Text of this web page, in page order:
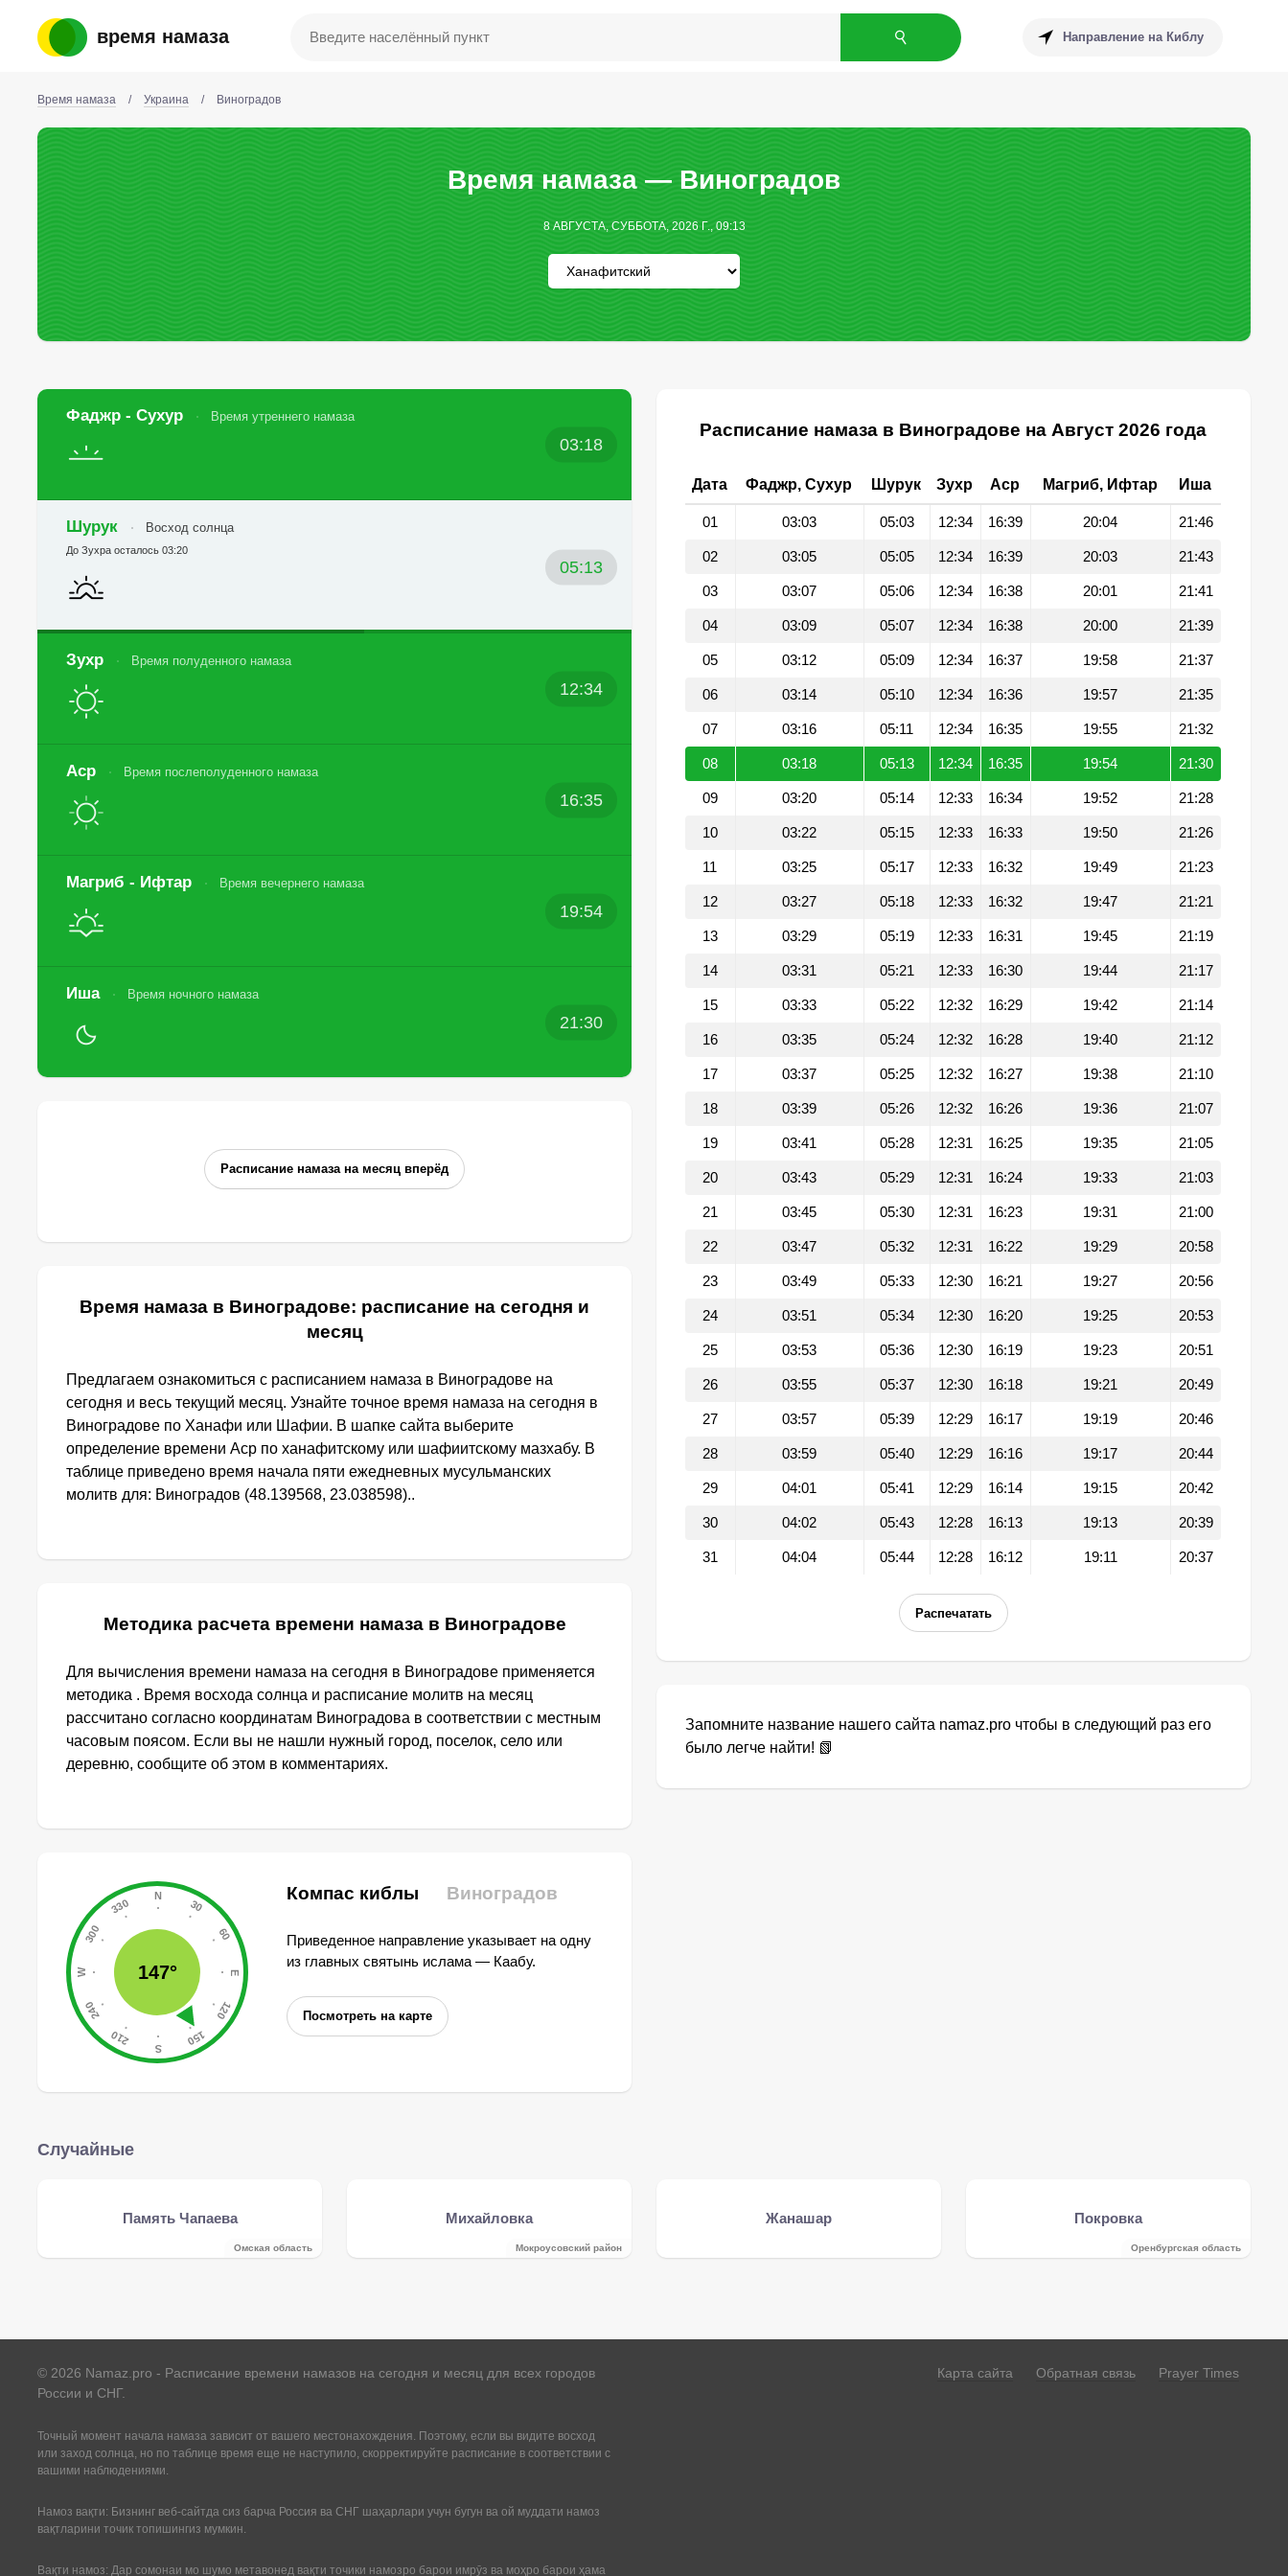
время намаза Направление на Киблу
Время намаза / Украина / Виноградов
Время намаза — Виноградов
8 АВГУСТА, СУББОТА, 2026 Г., 09:13
Фаджр - Сухур Время утреннего намаза
03:18
Шурук Восход солнца
05:13
До Зухра осталось 03:20
Зухр Время полуденного намаза
12:34
Аср Время послеполуденного намаза
16:35
Магриб - Ифтар Время вечернего намаза
19:54
Иша Время ночного намаза
21:30
Расписание намаза на месяц вперёд
Время намаза в Виноградове: расписание на сегодня и
месяц
Предлагаем ознакомиться с расписанием намаза в Виноградове на
сегодня и весь текущий месяц. Узнайте точное время намаза на сегодня в
Виноградове по Ханафи или Шафии. В шапке сайта выберите
определение времени Аср по ханафитскому или шафиитскому мазхабу. В
таблице приведено время начала пяти ежедневных мусульманских
молитв для: Виноградов (48.139568, 23.038598)..
Методика расчета времени намаза в Виноградове
Для вычисления времени намаза на сегодня в Виноградове применяется
методика . Время восхода солнца и расписание молитв на месяц
рассчитано согласно координатам Виноградова в соответствии с местным
часовым поясом. Если вы не нашли нужный город, поселок, село или
деревню, сообщите об этом в комментариях.
147°
Компас киблы Виноградов
Приведенное направление указывает на одну
из главных святынь ислама — Каабу.
Посмотреть на карте
Расписание намаза в Виноградове на Август 2026 года
Дата Фаджр, Сухур Шурук Зухр Аср Магриб, Ифтар Иша
01 03:03 05:03 12:34 16:39 20:04 21:46
02 03:05 05:05 12:34 16:39 20:03 21:43
03 03:07 05:06 12:34 16:38 20:01 21:41
04 03:09 05:07 12:34 16:38 20:00 21:39
05 03:12 05:09 12:34 16:37 19:58 21:37
06 03:14 05:10 12:34 16:36 19:57 21:35
07 03:16 05:11 12:34 16:35 19:55 21:32
08 03:18 05:13 12:34 16:35 19:54 21:30
09 03:20 05:14 12:33 16:34 19:52 21:28
10 03:22 05:15 12:33 16:33 19:50 21:26
11 03:25 05:17 12:33 16:32 19:49 21:23
12 03:27 05:18 12:33 16:32 19:47 21:21
13 03:29 05:19 12:33 16:31 19:45 21:19
14 03:31 05:21 12:33 16:30 19:44 21:17
15 03:33 05:22 12:32 16:29 19:42 21:14
16 03:35 05:24 12:32 16:28 19:40 21:12
17 03:37 05:25 12:32 16:27 19:38 21:10
18 03:39 05:26 12:32 16:26 19:36 21:07
19 03:41 05:28 12:31 16:25 19:35 21:05
20 03:43 05:29 12:31 16:24 19:33 21:03
21 03:45 05:30 12:31 16:23 19:31 21:00
22 03:47 05:32 12:31 16:22 19:29 20:58
23 03:49 05:33 12:30 16:21 19:27 20:56
24 03:51 05:34 12:30 16:20 19:25 20:53
25 03:53 05:36 12:30 16:19 19:23 20:51
26 03:55 05:37 12:30 16:18 19:21 20:49
27 03:57 05:39 12:29 16:17 19:19 20:46
28 03:59 05:40 12:29 16:16 19:17 20:44
29 04:01 05:41 12:29 16:14 19:15 20:42
30 04:02 05:43 12:28 16:13 19:13 20:39
31 04:04 05:44 12:28 16:12 19:11 20:37
Распечатать
Запомните название нашего сайта namaz.pro чтобы в следующий раз его
было легче найти! 📗
Случайные
Память Чапаева
Омская область
Михайловка
Мокроусовский район
Жанашар Покровка
Оренбургская область
© 2026 Namaz.pro - Расписание времени намазов на сегодня и месяц для всех городов
России и СНГ.
Точный момент начала намаза зависит от вашего местонахождения. Поэтому, если вы видите восход
или заход солнца, но по таблице время еще не наступило, скорректируйте расписание в соответствии с
вашими наблюдениями.
Намоз вақти: Бизнинг веб-сайтда сиз барча Россия ва СНГ шаҳарлари учун бугун ва ой муддати намоз
вақтларини точик топишингиз мумкин.
Вақти намоз: Дар сомонаи мо шумо метавонед вақти точики намозро барои имрӯз ва моҳро барои ҳама
Карта сайта Обратная связь Prayer Times